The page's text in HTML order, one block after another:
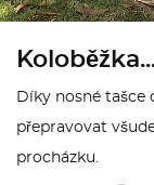
Díky nosné tašce
přepravovat
procházku.